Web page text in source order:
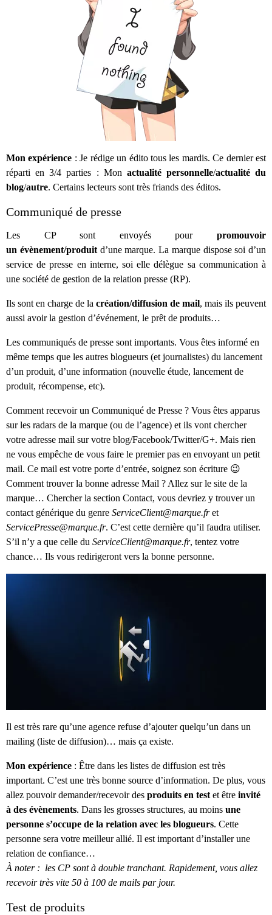
Mon expérience : Je rédige un édito tous les mardis. Ce dernier est
réparti en 3/4 parties : Mon actualité personnelle/actualité du
blog/autre. Certains lecteurs sont très friands des éditos.
Communiqué de presse
Les CP sont envoyés pour promouvoir
un évènement/produitd’une marque. La marque dispose soi d’un
service de presse en interne, soi elle délègue sa communication à
une société de gestion de la relation presse (RP).
Ils sont en charge de la création/diffusion de mail, mais ils peuvent
aussi avoir la gestion d’événement, le prêt de produits…
Les communiqués de presse sont importants. Vous êtes informé en
même temps que les autres blogueurs (et journalistes) du lancement
d’un produit, d’une information (nouvelle étude, lancement de
produit, récompense, etc).
Comment recevoir un Communiqué de Presse ? Vous êtes apparus
sur les radars de la marque (ou de l’agence) et ils vont chercher
votre adresse mail sur votre blog/Facebook/Twitter/G+. Mais rien
ne vous empêche de vous faire le premier pas en envoyant un petit
mail. Ce mail est votre porte d’entrée, soignez son écriture 😉
Comment trouver la bonne adresse Mail ? Allez sur le site de la
marque… Chercher la section Contact, vous devriez y trouver un
contact générique du genre ServiceClient@marque.fret
ServicePresse@marque.fr. C’est cette dernière qu’il faudra utiliser.
S’il n’y a que celle du ServiceClient@marque.fr, tentez votre
chance… Ils vous redirigeront vers la bonne personne.
Il est très rare qu’une agence refuse d’ajouter quelqu’un dans un
mailing (liste de diffusion)… mais ça existe.
Mon expérience : Être dans les listes de diffusion est très
important. C’est une très bonne source d’information. De plus, vous
allez pouvoir demander/recevoir des produits en test et être invité
à des évènements. Dans les grosses structures, au moins une
personne s’occupe de la relation avec les blogueurs. Cette
personne sera votre meilleur allié. Il est important d’installer une
relation de confiance…
À noter : les CP sont à double tranchant. Rapidement, vous allez
recevoir très vite 50 à 100 de mails par jour.
Test de produits